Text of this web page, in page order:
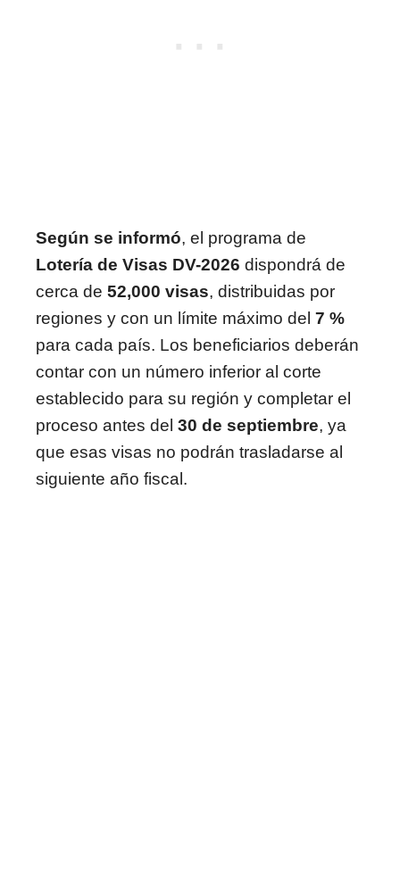
Según se informó, el programa de
Lotería de Visas DV-2026 dispondrá de
cerca de 52,000 visas, distribuidas por
regiones y con un límite máximo del 7 %
para cada país. Los beneficiarios deberán
contar con un número inferior al corte
establecido para su región y completar el
proceso antes del 30 de septiembre, ya
que esas visas no podrán trasladarse al
siguiente año fiscal.